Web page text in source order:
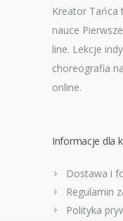
Kreator Tańca
nauce
line. Lekcje
choreografia
online.
Informacje dla
Dostawa i
Regulamin
Polityka